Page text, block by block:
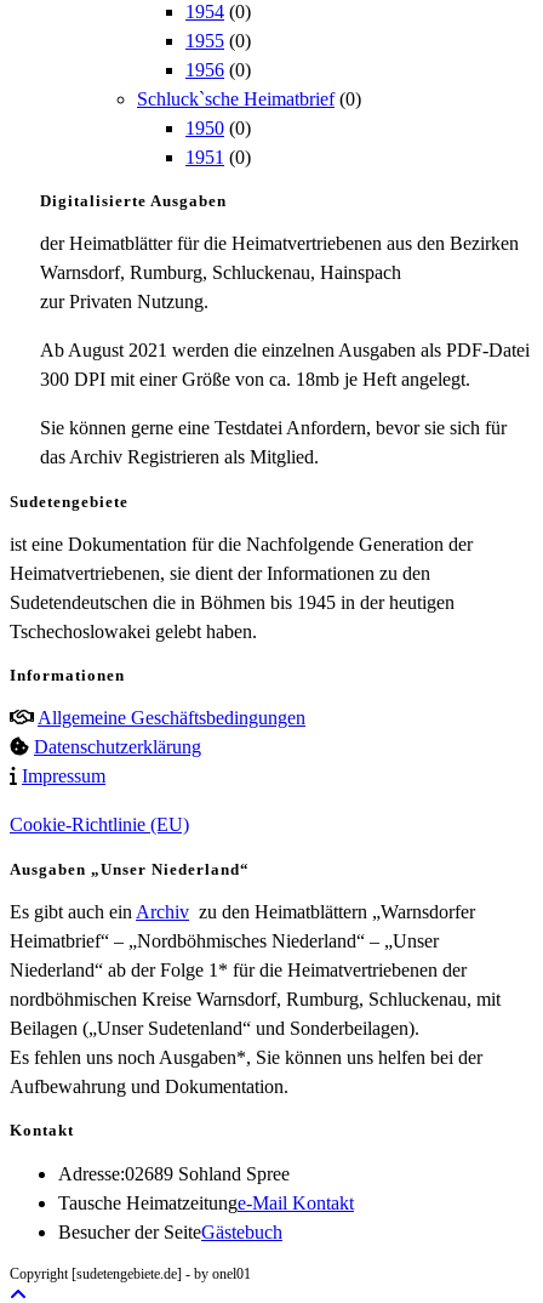
1954 (0)
1955 (0)
1956 (0)
Schluck`sche Heimatbrief (0)
1950 (0)
1951 (0)
Digitalisierte Ausgaben
der Heimatblätter für die Heimatvertriebenen aus den Bezirken
Warnsdorf, Rumburg, Schluckenau, Hainspach
zur Privaten Nutzung.
Ab August 2021 werden die einzelnen Ausgaben als PDF-Datei
300 DPI mit einer Größe von ca. 18mb je Heft angelegt.
Sie können gerne eine Testdatei Anfordern, bevor sie sich für
das Archiv Registrieren als Mitglied.
Sudetengebiete
ist eine Dokumentation für die Nachfolgende Generation der
Heimatvertriebenen, sie dient der Informationen zu den
Sudetendeutschen die in Böhmen bis 1945 in der heutigen
Tschechoslowakei gelebt haben.
Informationen
Allgemeine Geschäftsbedingungen
Datenschutzerklärung
Impressum
Cookie-Richtlinie (EU)
Ausgaben „Unser Niederland“
Es gibt auch ein Archiv zu den Heimatblättern „Warnsdorfer
Heimatbrief“ – „Nordböhmisches Niederland“ – „Unser
Niederland“ ab der Folge 1* für die Heimatvertriebenen der
nordböhmischen Kreise Warnsdorf, Rumburg, Schluckenau, mit
Beilagen („Unser Sudetenland“ und Sonderbeilagen).
Es fehlen uns noch Ausgaben*, Sie können uns helfen bei der
Aufbewahrung und Dokumentation.
Kontakt
Adresse:02689 Sohland Spree
Tausche Heimatzeitunge-Mail KontaktOpens
Besucher der SeiteGästebuch
Copyright [sudetengebiete.de] - by onel01